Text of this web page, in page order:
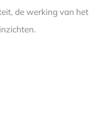
de werking van het